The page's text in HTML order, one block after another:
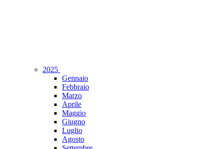
2025
Gennaio
Febbraio
Marzo
Aprile
Maggio
Giugno
Luglio
Agosto